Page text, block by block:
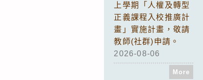
上學期「人權及轉型
正義課程入校推廣計
畫」實施計畫，敬請
教師(社群)申請。
2026-08-06
More